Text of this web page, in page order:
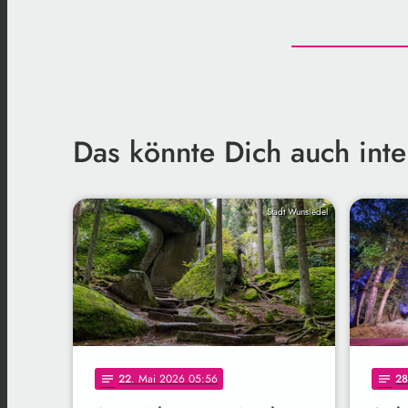
Das könnte Dich auch
Stadt Wunsiedel
notes 22. Mai 2026 05:56 notes 28